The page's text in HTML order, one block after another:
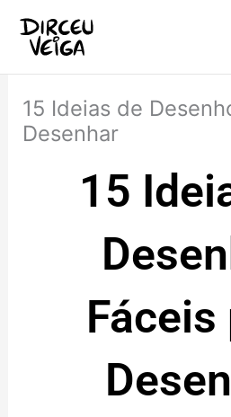
para
15 Ideias de
Desenhar
15
Fáceis